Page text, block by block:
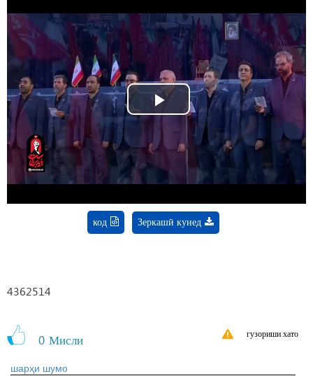
Play
Video
код Зеркашӣ кунед
4362514
0 Мисли гузориши хато
шарҳи шумо